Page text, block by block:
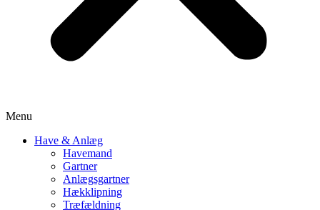
Menu
Have & Anlæg
Havemand
Gartner
Anlægsgartner
Hækklipning
Træfældning